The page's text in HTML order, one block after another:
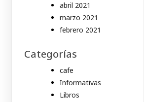
abril 2021
marzo 2021
febrero 2021
Categorías
cafe
Informativas
Libros